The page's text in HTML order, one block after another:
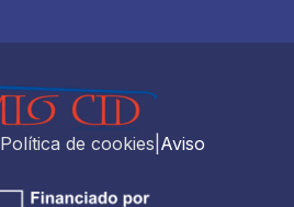
|Política de cookies| Aviso